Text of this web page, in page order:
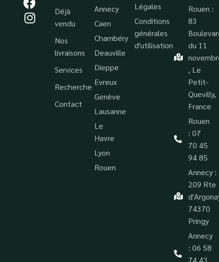
Déjà
vendu
Nos
livraisons
Services
Recherche
Contact
Annecy
Caen
Chambéry
Deauville
Dieppe
Evreux
Genève
Lausanne
Le
Havre
Lyon
Rouen
Légales
Conditions
générales
d'utilisation
Rouen :
83
du 11
, Le
Petit-
Quevilly,
France
Rouen
: 07
70 45
94 85
Annecy :
209 Rte
74370
Pringy
Annecy
: 06 58
74 43